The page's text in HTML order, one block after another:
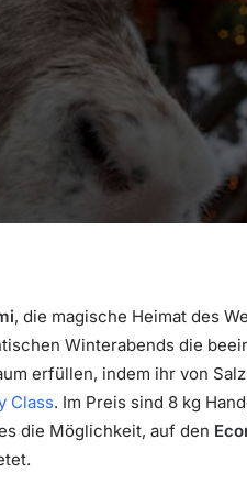
, die magische Heimat des
Winterabends die
erfüllen, indem ihr von
Class. Im Preis sind 8 kg
die Möglichkeit, auf den